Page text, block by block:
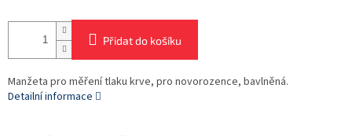
Přidat do košíku
Manžeta pro měření tlaku krve, pro novorozence, bavlněná.
Detailní informace